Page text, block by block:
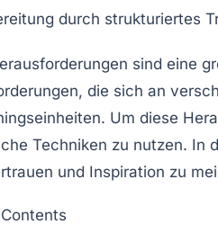
durch strukturiertes
sind eine
die sich an
Um diese
Techniken zu nutzen. In
und Inspiration zu